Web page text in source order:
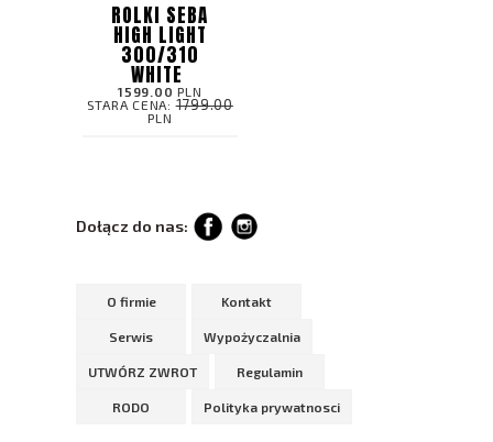
ROLKI SEBA
HIGH LIGHT
300/310
WHITE
1599.00 PLN
STARA CENA:1799.00
PLN
Dołącz do nas:
O firmie Kontakt
Serwis Wypożyczalnia
UTWÓRZ ZWROT Regulamin
RODO Polityka prywatnosci